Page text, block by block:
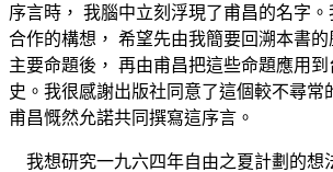
序言時， 我腦中立刻浮現了甫昌的名字。
合作的構想， 希望先由我簡要回溯本書
主要命題後， 再由甫昌把這些命題應用
史。我很感謝出版社同意了這個較不尋常
甫昌慨然允諾共同撰寫這序言。
我想研究一九六四年自由之夏計劃的想